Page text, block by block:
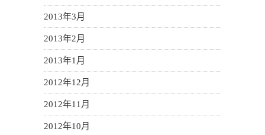
2013年3月
2013年2月
2013年1月
2012年12月
2012年11月
2012年10月